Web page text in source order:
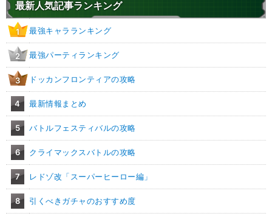
最新人気記事ランキング
1 最強キャラランキング
2 最強パーティランキング
3 ドッカンフロンティアの攻略
4 最新情報まとめ
5 バトルフェスティバルの攻略
6 クライマックスバトルの攻略
7 レドゾ改「スーパーヒーロー編」
8 引くべきガチャのおすすめ度